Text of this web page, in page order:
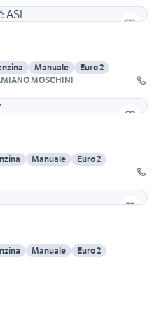
Manuale
Euro 2
MOSCHINI
Manuale
Euro 2
Manuale Euro 2